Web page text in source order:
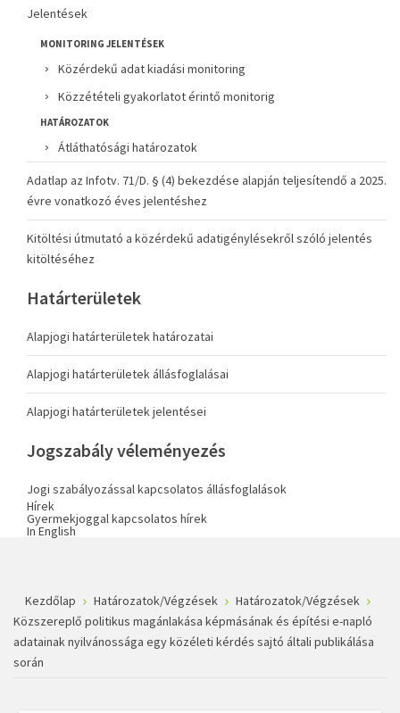
Jelentések
MONITORING JELENTÉSEK
Közérdekű adat kiadási monitoring
Közzétételi gyakorlatot érintő monitorig
HATÁROZATOK
Átláthatósági határozatok
Adatlap az Infotv. 71/D. § (4) bekezdése alapján teljesítendő a 2025.
évre vonatkozó éves jelentéshez
Kitöltési útmutató a közérdekű adatigénylésekről szóló jelentés
kitöltéséhez
Határterületek
Alapjogi határterületek határozatai
Alapjogi határterületek állásfoglalásai
Alapjogi határterületek jelentései
Jogszabály véleményezés
Jogi szabályozással kapcsolatos állásfoglalások
Hírek
Gyermekjoggal kapcsolatos hírek
In English
Kezdőlap Határozatok/Végzések
Határozatok/Végzések
Közszereplő politikus magánlakása képmásának és építési e-napló
adatainak nyilvánossága egy közéleti kérdés sajtó általi publikálása
során